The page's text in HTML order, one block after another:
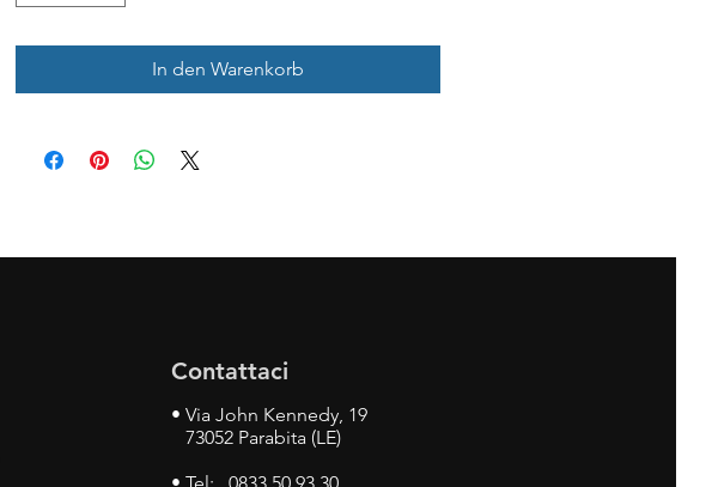
In den Warenkorb
Contattaci
• Via John Kennedy, 19
73052 Parabita (LE)